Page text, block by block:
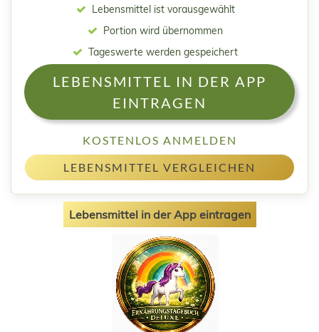
Lebensmittel ist vorausgewählt
Portion wird übernommen
Tageswerte werden gespeichert
LEBENSMITTEL IN DER APP
EINTRAGEN
KOSTENLOS ANMELDEN
LEBENSMITTEL VERGLEICHEN
Lebensmittel in der App eintragen